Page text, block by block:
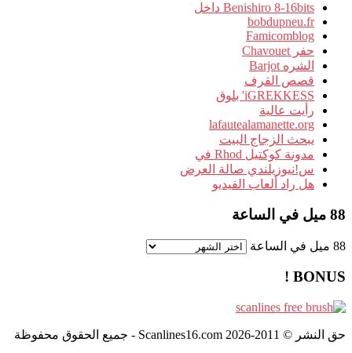
Benishiro 8-16bits داخل
bobdupneu.fr
Famicomblog
حفر Chavouet
الشره Barjot
قصص القرف
iGREKKESS' بلوق
رأيت عالية
lafautealamanette.org
يبحث الزجاج البيت
مدونة كوكتيل Rhod في
س!نيوزيلندي صالة العرض
هل راد ألعاب الفيديو
88 ميل في الساعة
88 ميل في الساعة
BONUS !
حق النشر © 2011-2026 Scanlines16.com - جميع الحقوق محفوظة